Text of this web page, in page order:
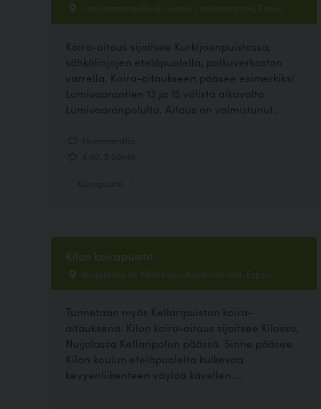
Lumivaaranpolku 4, autolla Lumivaarantie, Espoo
Koira-aitaus sijaitsee Kurkijoenpuistossa,
sähkölinjojen eteläpuolella, polkuverkoston
varrella. Koira-aitaukseen pääsee esimerkiksi
Lumivaarantien 13 ja 15 välistä alkavalta
Lumivaaranpolulta. Aitaus on valmistunut...
Kilon koirapuisto
Nuijalantie 16, Kilon koulu Aspelinintiellä, Espoo
Tunnetaan myös Kellaripuiston koira-
aitauksena. Kilon koira-aitaus sijaitsee Kilossa,
Nuijalassa Kellaripolun päässä. Sinne pääsee
Kilon koulun eteläpuolelta kulkevaa
kevyenliikenteen väylää kävellen....